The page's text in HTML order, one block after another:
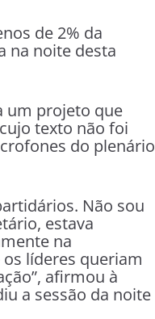
de 2% da
na noite desta
um projeto que
texto não foi
do plenário
Não sou
estava
na
líderes queriam
afirmou à
a sessão da noite